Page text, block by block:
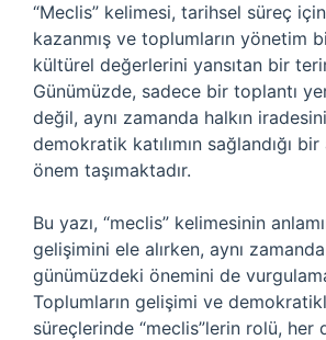
“Meclis” kelimesi, tarihsel süreç
kazanmış ve toplumların yönetim
kültürel değerlerini yansıtan bir
Günümüzde, sadece bir toplantı
değil, aynı zamanda halkın
demokratik katılımın sağlandığı
önem taşımaktadır.
Bu yazı, “meclis” kelimesinin
gelişimini ele alırken, aynı
günümüzdeki önemini de
Toplumların gelişimi ve
süreçlerinde “meclis”lerin rolü, her